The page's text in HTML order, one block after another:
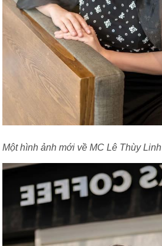
Một hình ảnh mới về MC Lê Thùy Linh